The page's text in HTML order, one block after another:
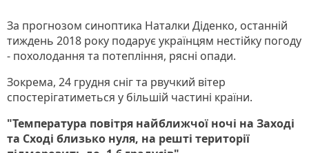
За прогнозом синоптика Наталки Діденко, останній
тиждень 2018 року подарує українцям нестійку погоду
- похолодання та потепління, рясні опади.
Зокрема, 24 грудня сніг та рвучкий вітер
спостерігатиметься у більшій частині країни.
"Температура повітря найближчої ночі на Заході
та Сході близько нуля, на решті території